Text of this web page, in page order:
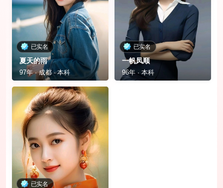
已实名
夏天的雨
97年 · 成都 · 本科
已实名
一帆凤顺
96年 · 本科
已实名